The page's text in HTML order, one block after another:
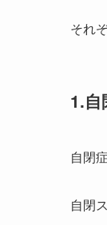
それ
1.自
自閉
自閉